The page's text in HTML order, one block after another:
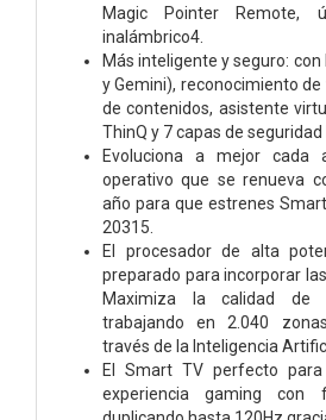
Magic Pointer Remote,
inalámbrico4.
Más inteligente y seguro:
y Gemini), reconocimiento
de contenidos, asistente
ThinQ y 7 capas de seguridad
Evoluciona a mejor cada
operativo que se renueva
año para que estrenes
20315.
El procesador de alta
preparado para incorporar
Maximiza la calidad de
trabajando en 2.040
través de la Inteligencia
El Smart TV perfecto
experiencia gaming con